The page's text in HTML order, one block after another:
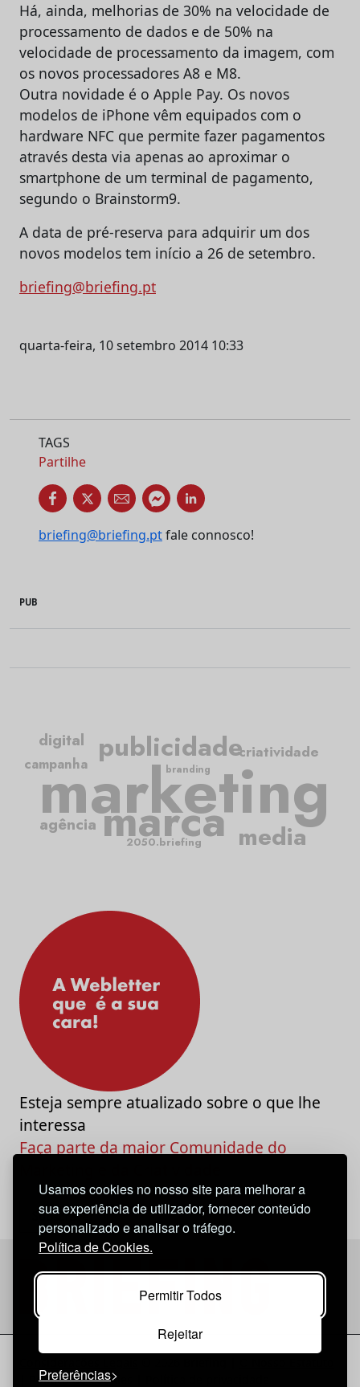
Usamos cookies no nosso site para melhorar a
sua experiência de utilizador, fornecer conteúdo
personalizado e analisar o tráfego.
Política de Cookies.
Permitir Todos
Rejeitar
Preferências
Há, ainda, melhorias de 30% na velocidade de
processamento de dados e de 50% na
velocidade de processamento da imagem, com
os novos processadores A8 e M8.
Outra novidade é o Apple Pay. Os novos
modelos de iPhone vêm equipados com o
hardware NFC que permite fazer pagamentos
através desta via apenas ao aproximar o
smartphone de um terminal de pagamento,
segundo o Brainstorm9.
A data de pré-reserva para adquirir um dos
novos modelos tem início a 26 de setembro.
briefing@briefing.pt
quarta-feira, 10 setembro 2014 10:33
TAGS
Partilhe
briefing@briefing.ptfale connosco!
PUB
marketing
publicidade
marca
criatividade
campanha
media
agência
digital
2050.briefing
branding
Esteja sempre atualizado sobre o que lhe
interessa
Faça parte da maior Comunidade do
Política de Cookies